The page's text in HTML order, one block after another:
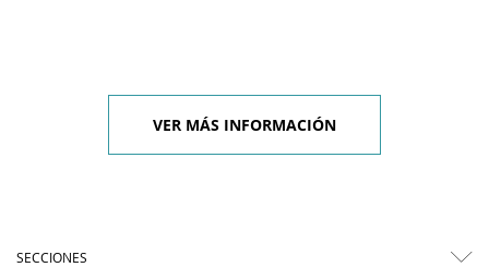
VER MÁS INFORMACIÓN
SECCIONES